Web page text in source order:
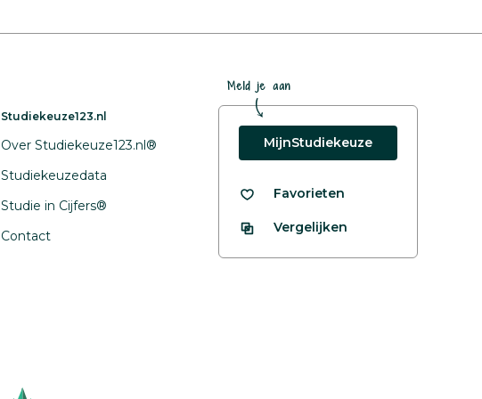
Studiekeuze123.nl
Over Studiekeuze123.nl®
Studiekeuzedata
Studie in Cijfers®
Contact
Meld je aan
MijnStudiekeuze
Favorieten
Vergelijken